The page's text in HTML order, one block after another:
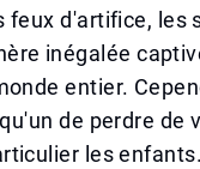
d'artifice, les
inégalée
entier.
de perdre de
les enfants.